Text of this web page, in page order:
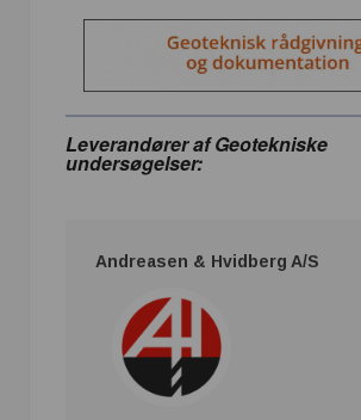
Leverandører af Geotekniske
undersøgelser:
Andreasen & Hvidberg A/S